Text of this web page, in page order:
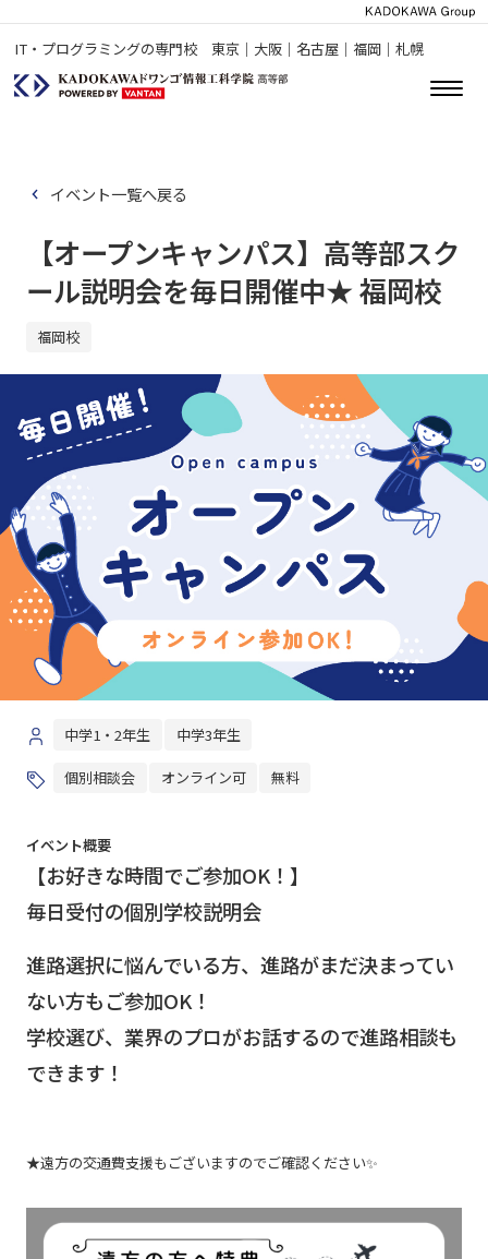
IT・プログラミングの専門校 東京｜大阪｜名古屋｜福岡｜札幌
イベント一覧へ戻る
【オープンキャンパス】高等部スク
ール説明会を毎日開催中★ 福岡校
福岡校
中学1・2年生 中学3年生
個別相談会 オンライン可 無料
イベント概要
【お好きな時間でご参加OK！】
毎日受付の個別学校説明会
進路選択に悩んでいる方、進路がまだ決まってい
ない方もご参加OK！
学校選び、業界のプロがお話するので進路相談も
できます！
★遠方の交通費支援もございますのでご確認ください✨️